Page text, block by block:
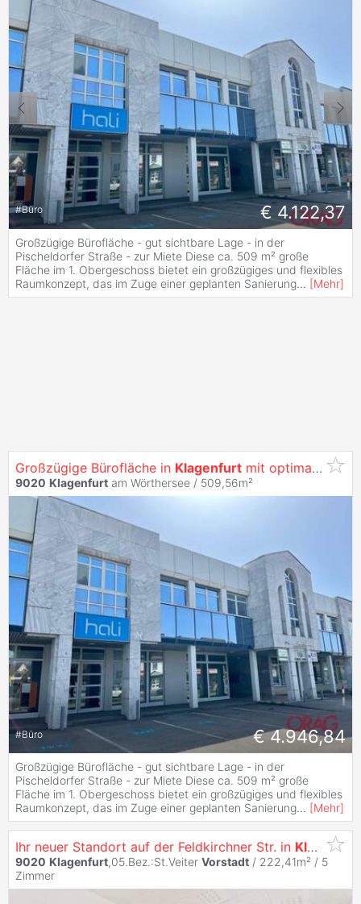
#Büro € 4.122,37
Großzügige Bürofläche - gut sichtbare Lage - in der
Pischeldorfer Straße - zur Miete Diese ca. 509 m² große
Fläche im 1. Obergeschoss bietet ein großzügiges und flexibles
Raumkonzept, das im Zuge einer geplanten Sanierung... [Mehr]
Großzügige Bürofläche in Klagenfurt mit optimaler Werbewirksamkeit -
9020 Klagenfurt am Wörthersee / 509,56m²
#Büro € 4.946,84
Großzügige Bürofläche - gut sichtbare Lage - in der
Pischeldorfer Straße - zur Miete Diese ca. 509 m² große
Fläche im 1. Obergeschoss bietet ein großzügiges und flexibles
Raumkonzept, das im Zuge einer geplanten Sanierung... [Mehr]
Ihr neuer Standort auf der Feldkirchner Str. in Klagenfurt
9020 Klagenfurt,05.Bez.:St.Veiter Vorstadt / 222,41m² / 5
Zimmer